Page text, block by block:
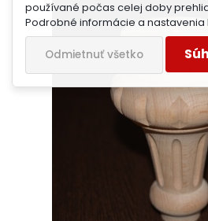
používané počas celej doby
Podrobné informácie a nastavenia
Odmietnuť všetko